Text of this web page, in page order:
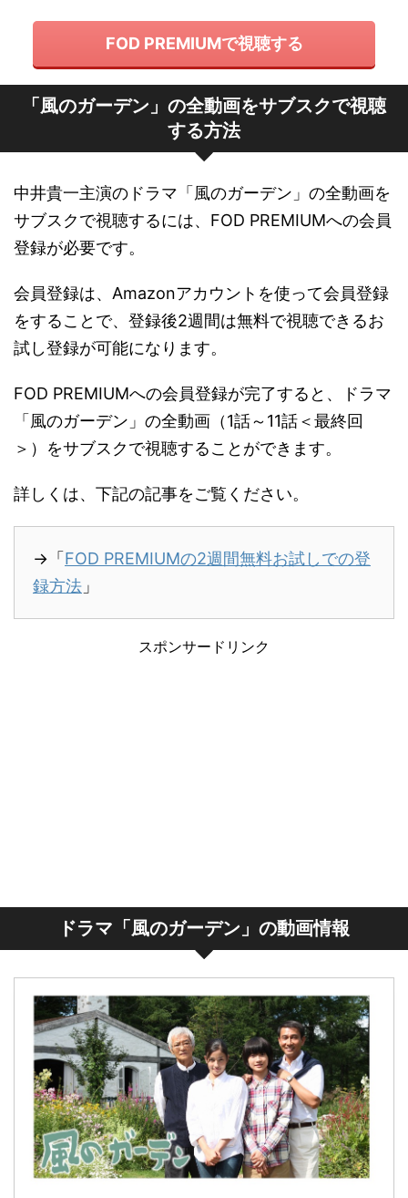
FOD PREMIUMで視聴する
「風のガーデン」の全動画をサブスクで視聴
する方法
中井貴一主演のドラマ「風のガーデン」の全動画を
サブスクで視聴するには、FOD PREMIUMへの会員
登録が必要です。
会員登録は、Amazonアカウントを使って会員登録
をすることで、登録後2週間は無料で視聴できるお
試し登録が可能になります。
FOD PREMIUMへの会員登録が完了すると、ドラマ
「風のガーデン」の全動画（1話～11話＜最終回
＞）をサブスクで視聴することができます。
詳しくは、下記の記事をご覧ください。
→「 FOD PREMIUMの2週間無料お試しでの登
録方法 」
スポンサードリンク
ドラマ「風のガーデン」の動画情報